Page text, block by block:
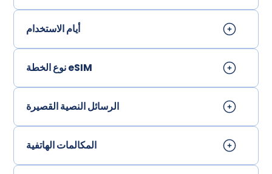
أيام الاستخدام
نوع الخطة eSIM
الرسائل النصية القصيرة
المكالمات الهاتفية